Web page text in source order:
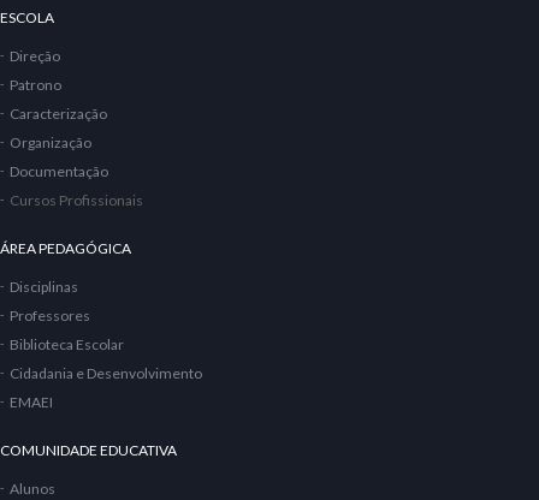
ESCOLA
Direção
Patrono
Caracterização
Organização
Documentação
Cursos Profissionais
ÁREA PEDAGÓGICA
Disciplinas
Professores
Biblioteca Escolar
Cidadania e Desenvolvimento
EMAEI
COMUNIDADE EDUCATIVA
Alunos